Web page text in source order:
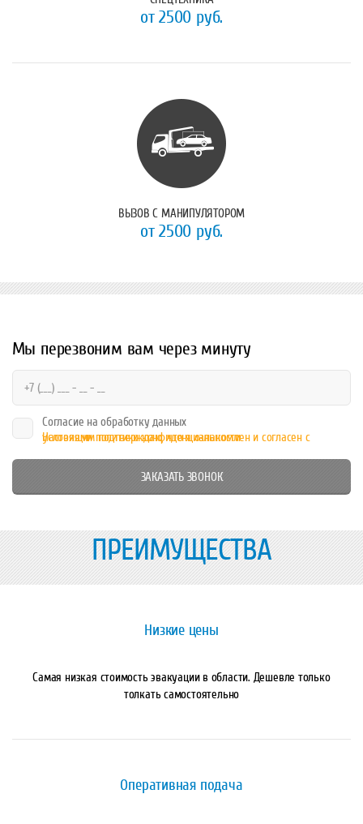
от 2500 руб.
ВЫЗОВ С МАНИПУЛЯТОРОМ
от 2500 руб.
Мы перезвоним вам через минуту
Согласие на обработку данных
Настоящим подтверждаю, что я ознакомлен и согласен с условиями политики конфиденциальности
ПРЕИМУЩЕСТВА
Низкие цены
Самая низкая стоимость эвакуации в области. Дешевле только
толкать самостоятельно
Оперативная подача